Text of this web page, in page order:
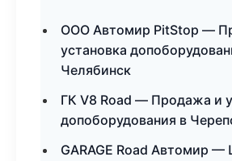
ООО Автомир PitStop —
установка
Челябинск
ГК V8 Road — Продажа и
допоборудования в
GARAGE Road Автомир